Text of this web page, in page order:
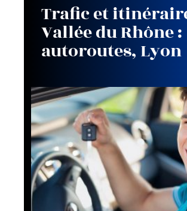
Trafic et
Vallée du Rhône :
autoroutes, Lyon